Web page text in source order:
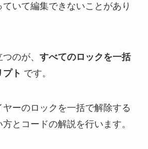
いて編集できないことがあり
のが、 すべてのロックを一括
ト です。
ーのロックを一括で解除する
とコードの解説を行います。